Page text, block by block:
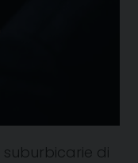
suburbicarie di